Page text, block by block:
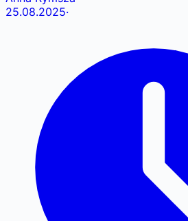
25.08.2025·